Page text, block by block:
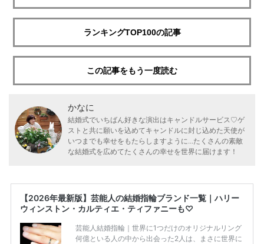
ランキングTOP100の記事
この記事をもう一度読む
かなに
結婚式でいちばん好きな演出はキャンドルサービス♡ゲ
ストと共に願いを込めてキャンドルに封じ込めた天使が
いつまでも幸せをもたらしますように...たくさんの素敵
な結婚式を広めてたくさんの幸せを世界に届けます！
【2026年最新版】芸能人の結婚指輪ブランド一覧｜ハリー
ウィンストン・カルティエ・ティファニーも♡
芸能人結婚指輪｜世界に1つだけのオリジナルリング
何億といる人の中から出会った2人は、まさに世界に